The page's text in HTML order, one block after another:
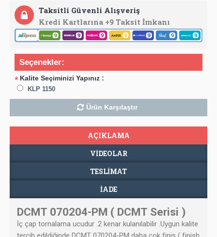
Taksitli Güvenli Alışveriş
Kredi Kartlarına +9 Taksit İmkanı
Seçenekler:
* Kalite Seçiminizi Yapınız :
KLP 1150
Ürün Karşılaştır
AÇIKLAMA
VIDEOLAR
TESLIMAT
İADE
DCMT 070204-PM ( DCMT Serisi )
İç çap tornalama ucudur .2 kenar kulanılabilir .Uygun kalite